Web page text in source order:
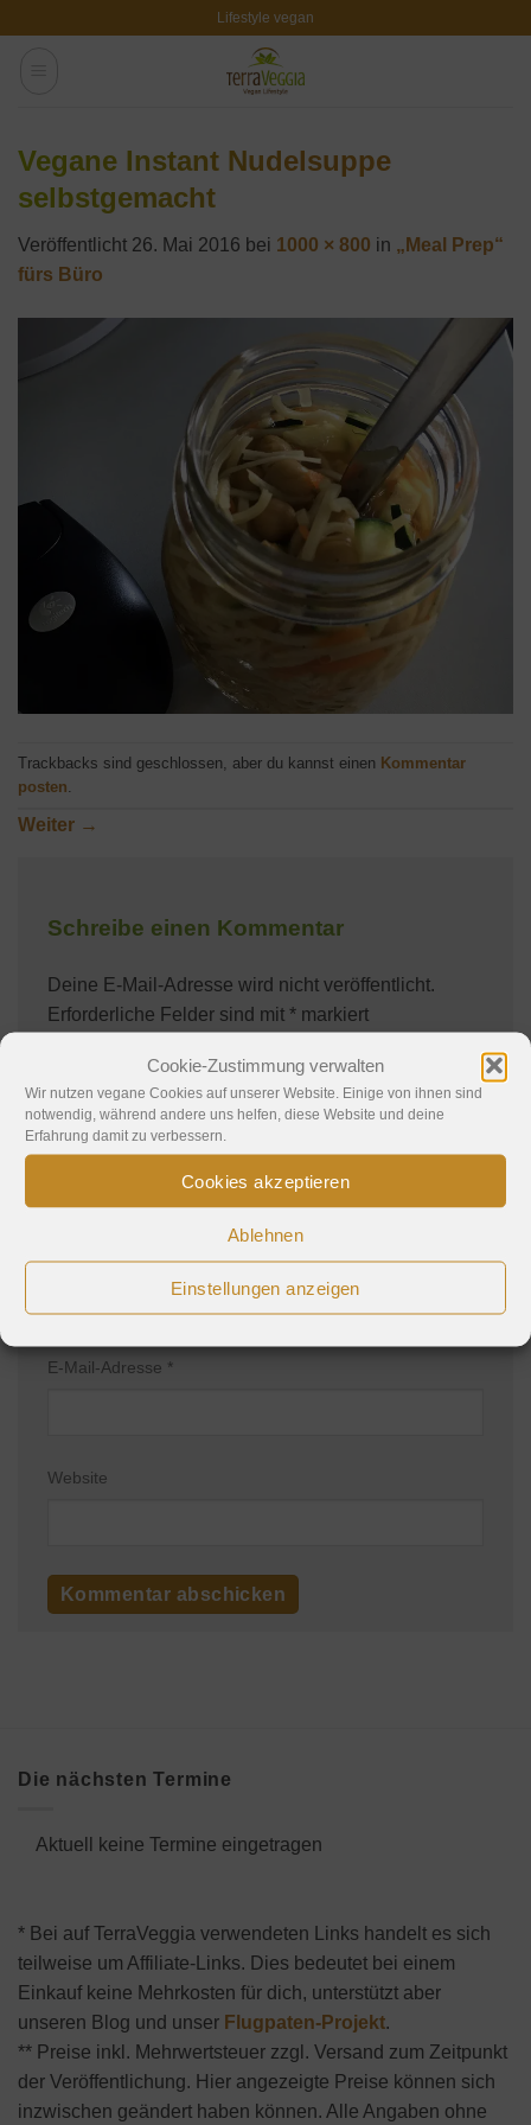
Cookie-Zustimmung verwalten
Wir nutzen vegane Cookies auf unserer Website. Einige von ihnen sind
notwendig, während andere uns helfen, diese Website und deine
Erfahrung damit zu verbessern.
Cookies akzeptieren
Ablehnen
Einstellungen anzeigen
Lifestyle vegan
Vegane Instant Nudelsuppe
selbstgemacht
Veröffentlicht 26. Mai 2016 bei 1000 × 800 in „Meal Prep“
fürs Büro
Trackbacks sind geschlossen, aber du kannst einen Kommentar
posten
Weiter →
Schreibe einen Kommentar
Deine E-Mail-Adresse wird nicht veröffentlicht.
Erforderliche Felder sind mit * markiert
Name*
E-Mail-Adresse *
Website
Die nächsten Termine
Aktuell keine Termine eingetragen
* Bei auf TerraVeggia verwendeten Links handelt es sich
teilweise um Affiliate-Links. Dies bedeutet bei einem
Einkauf keine Mehrkosten für dich, unterstützt aber
unseren Blog und unser Flugpaten-Projekt.
** Preise inkl. Mehrwertsteuer zzgl. Versand zum Zeitpunkt
der Veröffentlichung. Hier angezeigte Preise können sich
inzwischen geändert haben können. Alle Angaben ohne